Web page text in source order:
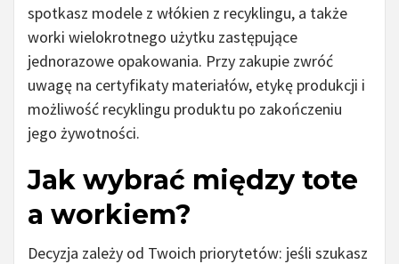
spotkasz modele z włókien z recyklingu, a także
worki wielokrotnego użytku zastępujące
jednorazowe opakowania. Przy zakupie zwróć
uwagę na certyfikaty materiałów, etykę produkcji i
możliwość recyklingu produktu po zakończeniu
jego żywotności.
Jak wybrać między tote
a workiem?
Decyzja zależy od Twoich priorytetów: jeśli szukasz